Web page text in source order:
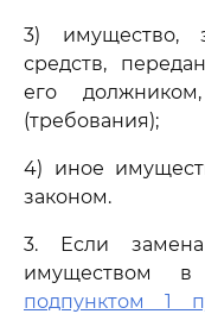
3) имущество,
средств,
его
(требования);
4) иное
законом.
3. Если
имуществом в
подпунктом 1